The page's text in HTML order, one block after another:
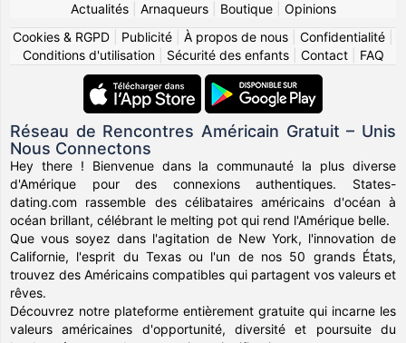
Actualités| Arnaqueurs| Boutique| Opinions
Cookies & RGPD
Publicité À propos de nous Confidentialité
Conditions d'utilisation| Sécurité des enfants| Contact| FAQ
Réseau de Rencontres Américain Gratuit – Unis
Nous Connectons
Hey there ! Bienvenue dans la communauté la plus diverse
d'Amérique pour des connexions authentiques. States-
dating.com rassemble des célibataires américains d'océan à
océan brillant, célébrant le melting pot qui rend l'Amérique belle.
Que vous soyez dans l'agitation de New York, l'innovation de
Californie, l'esprit du Texas ou l'un de nos 50 grands États,
trouvez des Américains compatibles qui partagent vos valeurs et
rêves.
Découvrez notre plateforme entièrement gratuite qui incarne les
valeurs américaines d'opportunité, diversité et poursuite du